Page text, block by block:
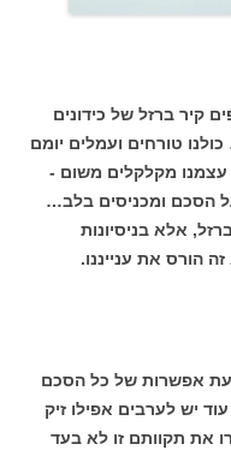
קיר ברזל של כידונים
טורחים ועמלים יומם
עצמנו מקלקלים משום -
הסכם ומכניסים בלב…
אלא בניסיונות
הורס את ענייננו.
אפשרות של כל הסכם
יש לערבים אפילו זיק
את תקוותם זו לא בעד